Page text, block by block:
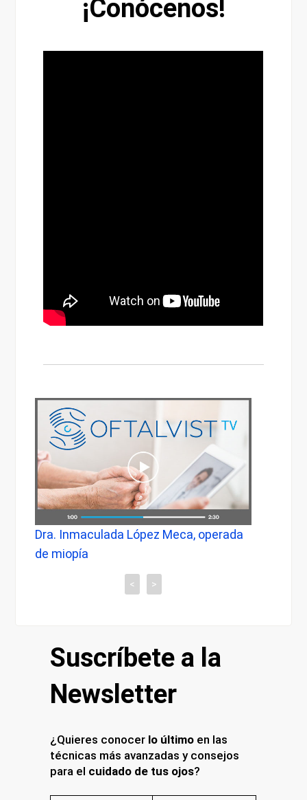
¡Conócenos!
Dra. Inmaculada López Meca, operada
de miopía
< >
Suscríbete a la
Newsletter
¿Quieres conocer lo último en las
técnicas más avanzadas y consejos
para el cuidado de tus ojos?